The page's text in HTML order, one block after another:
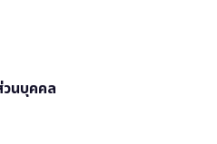
นบุคคล